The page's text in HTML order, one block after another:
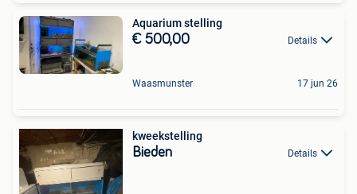
Aquarium stelling
€ 500,00 Details
Waasmunster 17 jun 26
kweekstelling
Bieden Details